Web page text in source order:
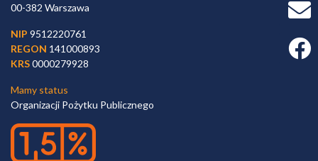
00-382 Warszawa
NIP 9512220761
REGON 141000893
KRS0000279928
Mamy status
Organizacji Pożytku Publicznego